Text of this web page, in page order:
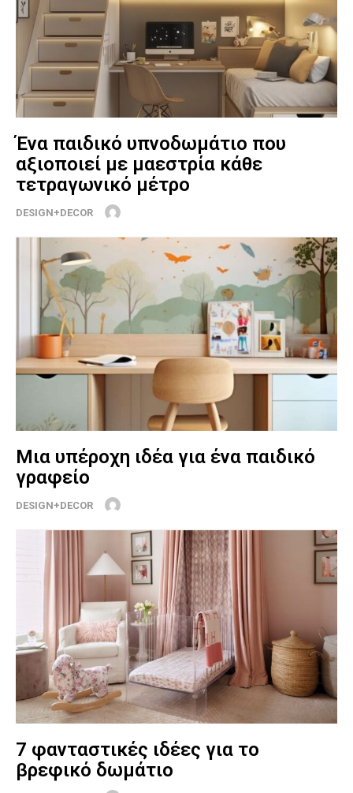
Ένα παιδικό υπνοδωμάτιο που
αξιοποιεί με μαεστρία κάθε
τετραγωνικό μέτρο
DESIGN+DECOR
Μια υπέροχη ιδέα για ένα παιδικό
γραφείο
DESIGN+DECOR
7 φανταστικές ιδέες για το
βρεφικό δωμάτιο